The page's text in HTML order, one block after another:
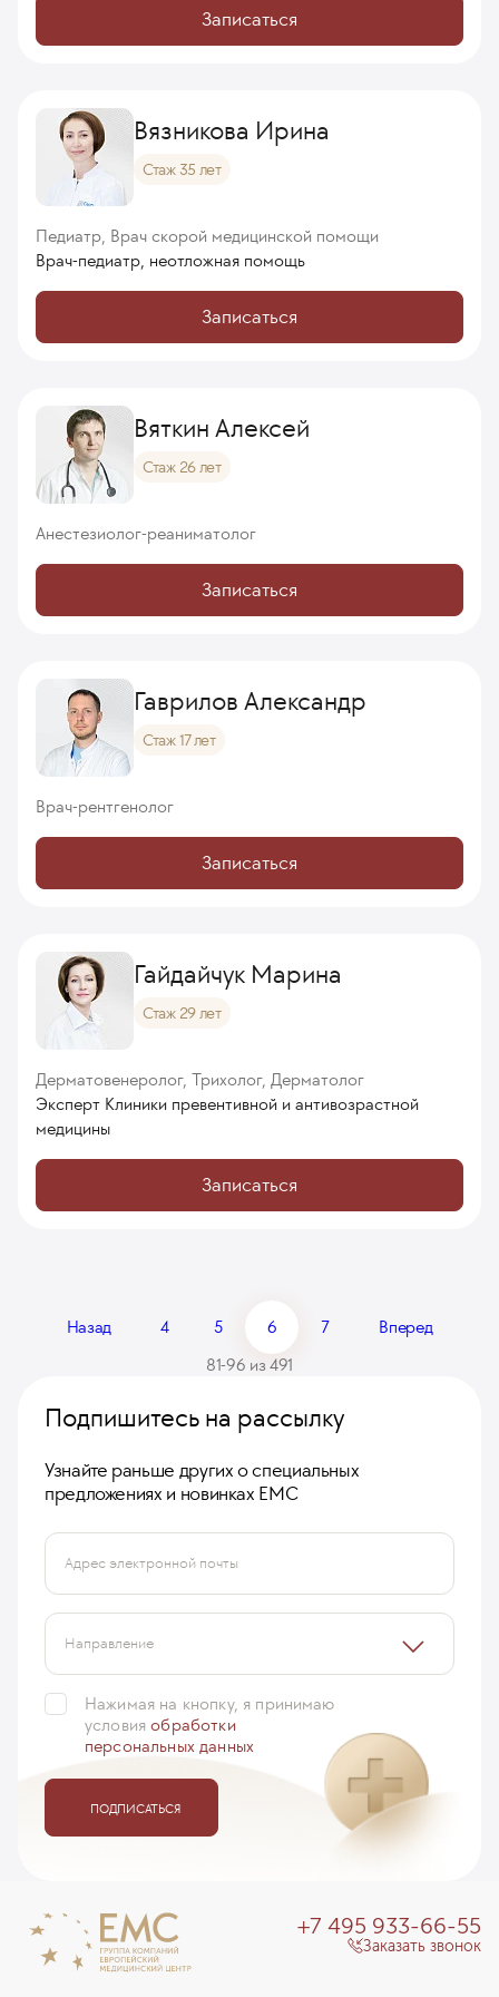
Записаться
Вязникова Ирина
Стаж 35 лет
Педиатр, Врач скорой медицинской помощи
Врач-педиатр, неотложная помощь
Записаться
Вяткин Алексей
Стаж 26 лет
Анестезиолог-реаниматолог
Записаться
Гаврилов Александр
Стаж 17 лет
Врач-рентгенолог
Записаться
Гайдайчук Марина
Стаж 29 лет
Дерматовенеролог, Трихолог, Дерматолог
Эксперт Клиники превентивной и антивозрастной
медицины
Записаться
Назад 4 5 6 7
Вперед
81-96 из 491
Подпишитесь на рассылку
Узнайте раньше других о специальных
предложениях и новинках ЕМС
Адрес электронной почты
Направление
Нажимая на кнопку, я принимаю
условияобработки
персональных данных
ПОДПИСАТЬСЯ
+7 495 933-66-55
Заказать звонок